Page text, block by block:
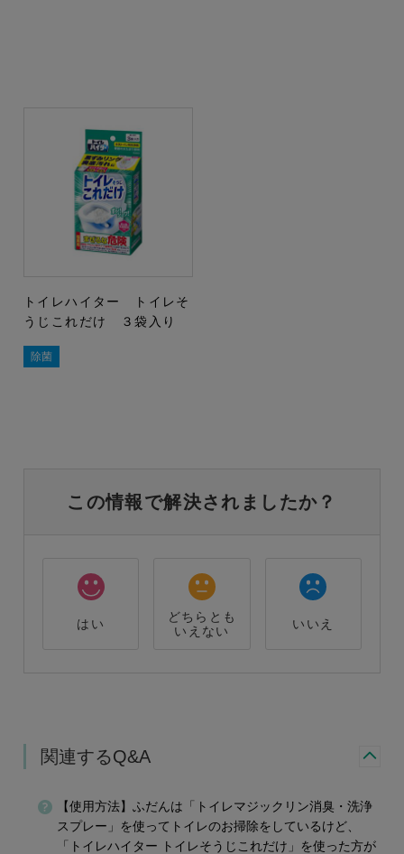
トイレハイター トイレそ
うじこれだけ ３袋入り
除菌
この情報で解決されましたか？
はい
どちらとも
いえない
いいえ
関連するQ&A
【使用方法】ふだんは「トイレマジックリン消臭・洗浄
スプレー」を使ってトイレのお掃除をしているけど、
「トイレハイター トイレそうじこれだけ」を使った方が